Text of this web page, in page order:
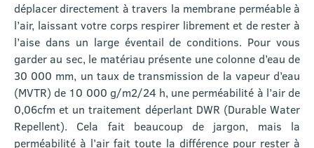
déplacer directement à travers la membrane perméable à
l’air, laissant votre corps respirer librement et de rester à
l’aise dans un large éventail de conditions. Pour vous
garder au sec, le matériau présente une colonne d’eau de
30 000 mm, un taux de transmission de la vapeur d’eau
(MVTR) de 10 000 g/m2/24 h, une perméabilité à l’air de
0,06cfm et un traitement déperlant DWR (Durable Water
Repellent). Cela fait beaucoup de jargon, mais la
perméabilité à l’air fait toute la différence pour rester à